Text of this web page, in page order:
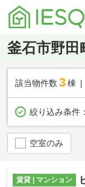
釜石市野田
該当物件数 3棟
絞り込み条件：
空室のみ
賃貸 | マンション